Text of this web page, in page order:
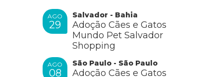
AGO
29
Salvador - Bahia
Adoção Cães e Gatos
Mundo Pet Salvador
Shopping
AGO
08
São Paulo - São Paulo
Adoção Cães e Gatos